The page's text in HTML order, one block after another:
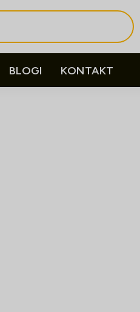
BLOGI KONTAKT